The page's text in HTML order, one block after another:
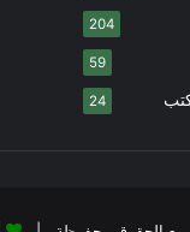
204
59
24